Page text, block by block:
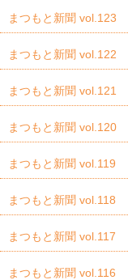
まつもと新聞 vol.123
まつもと新聞 vol.122
まつもと新聞 vol.121
まつもと新聞 vol.120
まつもと新聞 vol.119
まつもと新聞 vol.118
まつもと新聞 vol.117
まつもと新聞 vol.116